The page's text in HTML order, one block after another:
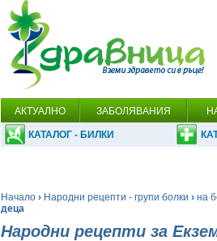
АКТУАЛНО ЗАБОЛЯВАНИЯ
КАТАЛОГ - БИЛКИ
Начало › Народни рецепти - групи болки › на
деца
Народни рецепти за